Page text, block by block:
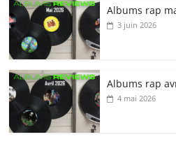
Albums rap
3 juin 2026
Albums rap
4 mai 2026